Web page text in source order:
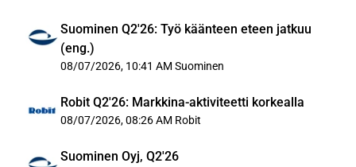
Suominen Q2'26: Työ käänteen eteen jatkuu
(eng.)
08/07/2026, 10:41 AM Suominen
Robit Q2'26: Markkina-aktiviteetti korkealla
08/07/2026, 08:26 AM Robit
Suominen Oyj, Q2'26